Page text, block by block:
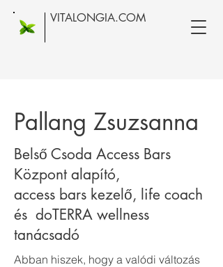
VITALONGIA.COM
Pallang Zsuzsanna
Belső Csoda Access Bars
Központ alapító,
access bars kezelő, life coach
és doTERRA wellness
tanácsadó
Abban hiszek, hogy a valódi változás